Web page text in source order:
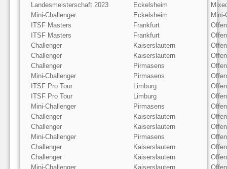
Landesmeisterschaft 2023
Eckelsheim
Mini-Challenger
Eckelsheim
Mini-
ITSF Masters
Frankfurt
ITSF Masters
Frankfurt
Challenger
Kaiserslautern
Challenger
Kaiserslautern
Challenger
Pirmasens
Mini-Challenger
Pirmasens
ITSF Pro Tour
Limburg
ITSF Pro Tour
Limburg
Mini-Challenger
Pirmasens
Challenger
Kaiserslautern
Challenger
Kaiserslautern
Mini-Challenger
Pirmasens
Challenger
Kaiserslautern
Challenger
Kaiserslautern
Mini-Challenger
Kaiserslautern